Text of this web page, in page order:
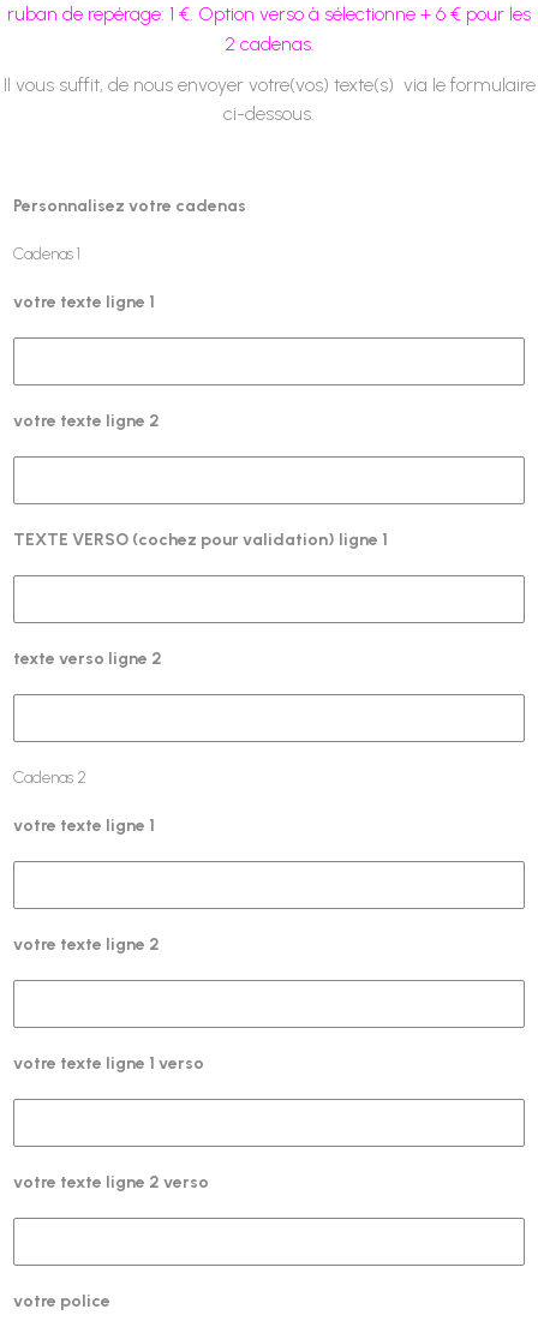
ruban de repérage: 1 €. Option verso à sélectionne + 6 € pour les
2 cadenas.
Il vous suffit, de nous envoyer votre(vos) texte(s) via le formulaire
ci-dessous.
Personnalisez votre cadenas
Cadenas 1
votre texte ligne 1
votre texte ligne 2
TEXTE VERSO (cochez pour validation) ligne 1
texte verso ligne 2
Cadenas 2
votre texte ligne 1
votre texte ligne 2
votre texte ligne 1 verso
votre texte ligne 2 verso
votre police